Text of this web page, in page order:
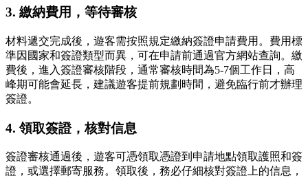
3. 繳納費用，等待審核
材料遞交完成後，遊客需按照規定繳納簽證申請費用。費用標
準因國家和簽證類型而異，可在申請前通過官方網站查詢。繳
費後，進入簽證審核階段，通常審核時間為5-7個工作日，高
峰期可能會延長，建議遊客提前規劃時間，避免臨行前才辦理
簽證。
4. 領取簽證，核對信息
簽證審核通過後，遊客可憑領取憑證到申請地點領取護照和簽
證，或選擇郵寄服務。領取後，務必仔細核對簽證上的信息，